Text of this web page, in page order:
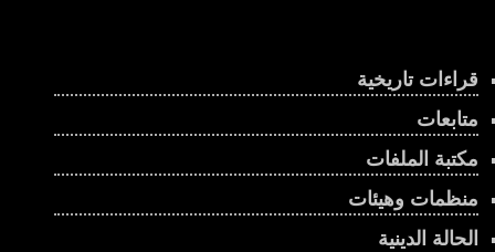
قراءات تاريخية
متابعات
مكتبة الملفات
منظمات وهيئات
الحالة الدينية